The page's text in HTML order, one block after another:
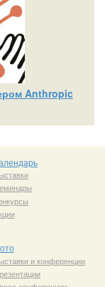
Anthropic
и конференции